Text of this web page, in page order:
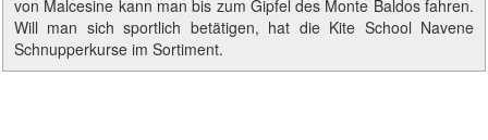
von Malcesine kann man bis zum Gipfel des Monte Baldos fahren.
Will man sich sportlich betätigen, hat die Kite School Navene
Schnupperkurse im Sortiment.